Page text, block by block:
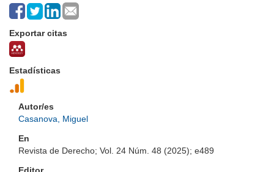
Exportar citas
Estadísticas
Autor/es
Casanova, Miguel
En
Revista de Derecho; Vol. 24 Núm. 48 (2025); e489